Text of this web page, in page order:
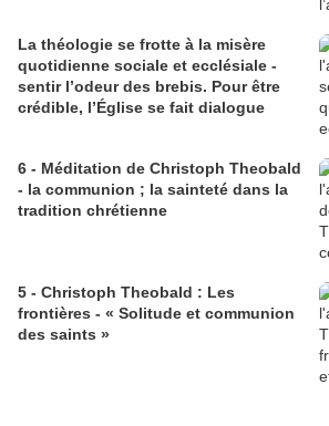
La théologie se frotte à la misère
quotidienne sociale et ecclésiale -
sentir l’odeur des brebis. Pour être
crédible, l’Église se fait dialogue
6 - Méditation de Christoph Theobald
- la communion ; la sainteté dans la
tradition chrétienne
5 - Christoph Theobald : Les
frontières - « Solitude et communion
des saints »